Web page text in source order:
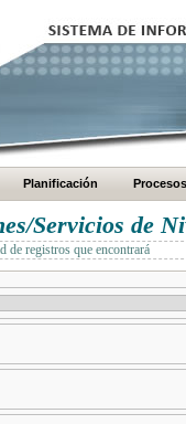
Planificación Procesos
Servicios de
de registros que encontrará